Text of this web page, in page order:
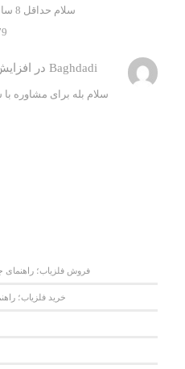
Baghdadi در
فروش فلزیاب؛ راهنمای
خرید فلزیاب؛